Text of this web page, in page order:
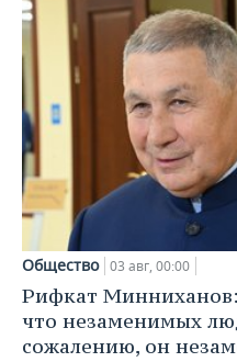
Общество 03 авг, 00:00
Рифкат
что незаменимых
сожалению, он